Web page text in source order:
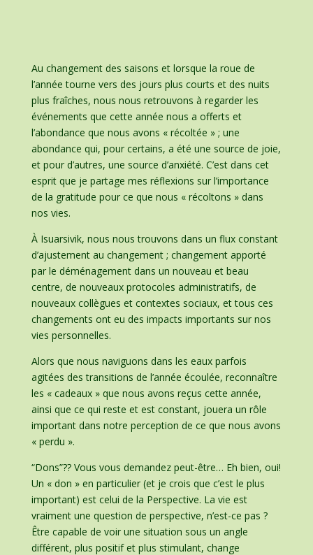
Au changement des saisons et lorsque la roue de
l’année tourne vers des jours plus courts et des nuits
plus fraîches, nous nous retrouvons à regarder les
événements que cette année nous a offerts et
l’abondance que nous avons « récoltée » ; une
abondance qui, pour certains, a été une source de joie,
et pour d’autres, une source d’anxiété. C’est dans cet
esprit que je partage mes réflexions sur l’importance
de la gratitude pour ce que nous « récoltons » dans
nos vies.
À Isuarsivik, nous nous trouvons dans un flux constant
d’ajustement au changement ; changement apporté
par le déménagement dans un nouveau et beau
centre, de nouveaux protocoles administratifs, de
nouveaux collègues et contextes sociaux, et tous ces
changements ont eu des impacts importants sur nos
vies personnelles.
Alors que nous naviguons dans les eaux parfois
agitées des transitions de l’année écoulée, reconnaître
les « cadeaux » que nous avons reçus cette année,
ainsi que ce qui reste et est constant, jouera un rôle
important dans notre perception de ce que nous avons
« perdu ».
“Dons”?? Vous vous demandez peut-être… Eh bien, oui!
Un « don » en particulier (et je crois que c’est le plus
important) est celui de la Perspective. La vie est
vraiment une question de perspective, n’est-ce pas ?
Être capable de voir une situation sous un angle
différent, plus positif et plus stimulant, change